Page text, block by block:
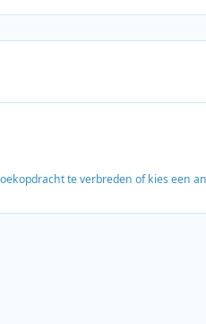
te verbreden of kies een